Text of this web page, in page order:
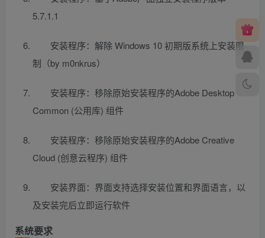
5.7.1.1
安装程序：解除 Windows 10 初期版系统上安装限
制（by m0nkrus）
安装程序：移除原始安装程序的Adobe Desktop
Common (公用库) 组件
安装程序：移除原始安装程序的Adobe Creative
Cloud (创意云程序) 组件
安装界面：界面支持选择安装位置和界面语言，以
及安装完后立即运行软件
系统要求